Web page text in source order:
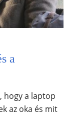
a
hogy a laptop
az oka és mit